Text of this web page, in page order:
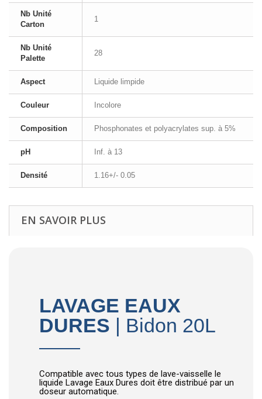
Nb Unité
Carton
1
Nb Unité
Palette
28
Aspect Liquide limpide
Couleur Incolore
Composition Phosphonates et polyacrylates sup. à 5%
pH Inf. à 13
Densité 1.16+/- 0.05
EN SAVOIR PLUS
LAVAGE EAUX
DURES | Bidon 20L
Compatible avec tous types de lave-vaisselle le
liquide Lavage Eaux Dures doit être distribué par un
doseur automatique.